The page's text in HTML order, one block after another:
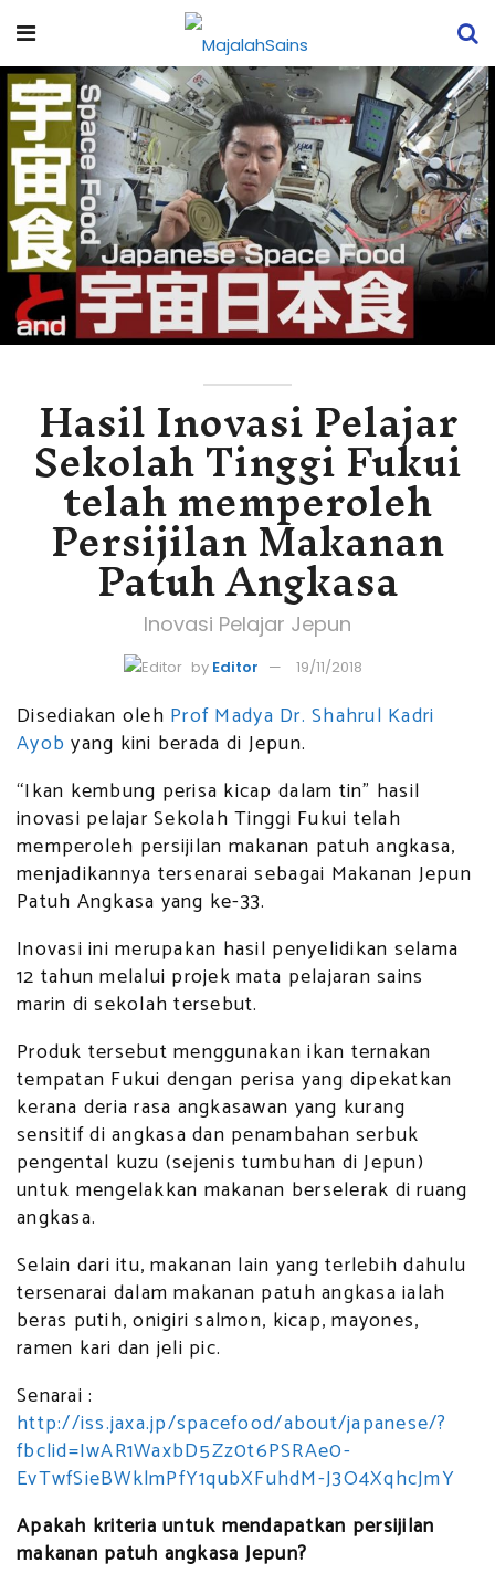
Hasil Inovasi Pelajar
Sekolah Tinggi Fukui
telah memperoleh
Persijilan Makanan
Patuh Angkasa
Inovasi Pelajar Jepun
by Editor 19/11/2018
Disediakan oleh Prof Madya Dr. Shahrul Kadri
Ayob yang kini berada di Jepun.
“Ikan kembung perisa kicap dalam tin” hasil
inovasi pelajar Sekolah Tinggi Fukui telah
memperoleh persijilan makanan patuh angkasa,
menjadikannya tersenarai sebagai Makanan Jepun
Patuh Angkasa yang ke-33.
Inovasi ini merupakan hasil penyelidikan selama
12 tahun melalui projek mata pelajaran sains
marin di sekolah tersebut.
Produk tersebut menggunakan ikan ternakan
tempatan Fukui dengan perisa yang dipekatkan
kerana deria rasa angkasawan yang kurang
sensitif di angkasa dan penambahan serbuk
pengental kuzu (sejenis tumbuhan di Jepun)
untuk mengelakkan makanan berselerak di ruang
angkasa.
Selain dari itu, makanan lain yang terlebih dahulu
tersenarai dalam makanan patuh angkasa ialah
beras putih, onigiri salmon, kicap, mayones,
ramen kari dan jeli pic.
Senarai :
http://iss.jaxa.jp/spacefood/about/japanese/?
fbclid=IwAR1WaxbD5Zz0t6PSRAe0-
EvTwfSieBWklmPfY1qubXFuhdM-J3O4XqhcJmY
Apakah kriteria untuk mendapatkan persijilan
makanan patuh angkasa Jepun?